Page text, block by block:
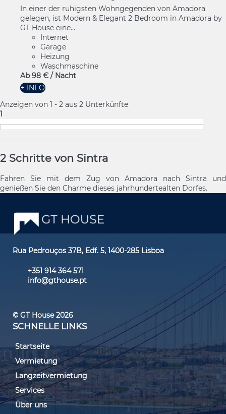
In einer der ruhigsten Wohngegenden von Amadora
gelegen, ist Modern & Elegant 2 Bedroom in Amadora by
GT House eine...
Internet
Garage
Heizung
Waschmaschine
Ab 98 € / Nacht
+ INFO
Anzeigen von 1 - 2 aus 2 Unterkünfte
1
2 Schritte von Sintra
Fahren Sie mit dem Zug von Amadora nach Sintra und
genießen Sie den Charme dieses jahrhundertealten Dorfes.
Rua Pedrouços 37B, Edf. 5, 1400-285 Lisboa
+351 914 364 571
info@gthouse.pt
© GT House 2026
SCHNELLE LINKS
Startseite
Vermietung
Langzeitvermietung
Services
Über uns